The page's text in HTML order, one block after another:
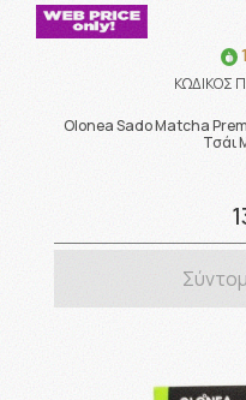
ΚΩΔΙΚΟΣ
Olonea Sado Matcha
Τσάι